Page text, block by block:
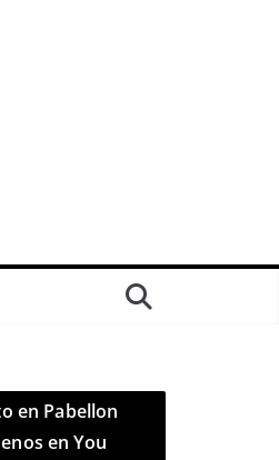
en Pabellon
en You